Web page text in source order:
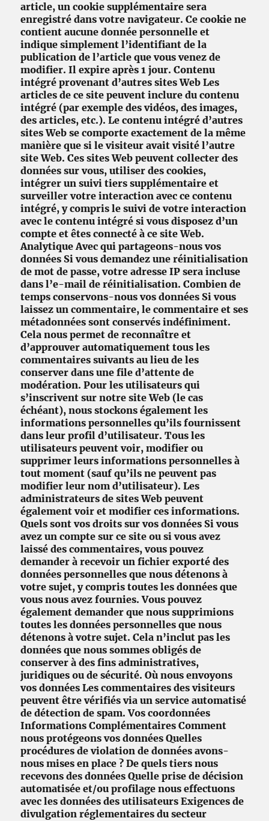
article, un cookie supplémentaire sera
enregistré dans votre navigateur. Ce cookie ne
contient aucune donnée personnelle et
indique simplement l’identifiant de la
publication de l’article que vous venez de
modifier. Il expire après 1 jour. Contenu
intégré provenant d’autres sites Web Les
articles de ce site peuvent inclure du contenu
intégré (par exemple des vidéos, des images,
des articles, etc.). Le contenu intégré d’autres
sites Web se comporte exactement de la même
manière que si le visiteur avait visité l’autre
site Web. Ces sites Web peuvent collecter des
données sur vous, utiliser des cookies,
intégrer un suivi tiers supplémentaire et
surveiller votre interaction avec ce contenu
intégré, y compris le suivi de votre interaction
avec le contenu intégré si vous disposez d’un
compte et êtes connecté à ce site Web.
Analytique Avec qui partageons-nous vos
données Si vous demandez une réinitialisation
de mot de passe, votre adresse IP sera incluse
dans l’e-mail de réinitialisation. Combien de
temps conservons-nous vos données Si vous
laissez un commentaire, le commentaire et ses
métadonnées sont conservés indéfiniment.
Cela nous permet de reconnaître et
d’approuver automatiquement tous les
commentaires suivants au lieu de les
conserver dans une file d’attente de
modération. Pour les utilisateurs qui
s’inscrivent sur notre site Web (le cas
échéant), nous stockons également les
informations personnelles qu’ils fournissent
dans leur profil d’utilisateur. Tous les
utilisateurs peuvent voir, modifier ou
supprimer leurs informations personnelles à
tout moment (sauf qu’ils ne peuvent pas
modifier leur nom d’utilisateur). Les
administrateurs de sites Web peuvent
également voir et modifier ces informations.
Quels sont vos droits sur vos données Si vous
avez un compte sur ce site ou si vous avez
laissé des commentaires, vous pouvez
demander à recevoir un fichier exporté des
données personnelles que nous détenons à
votre sujet, y compris toutes les données que
vous nous avez fournies. Vous pouvez
également demander que nous supprimions
toutes les données personnelles que nous
détenons à votre sujet. Cela n’inclut pas les
données que nous sommes obligés de
conserver à des fins administratives,
juridiques ou de sécurité. Où nous envoyons
vos données Les commentaires des visiteurs
peuvent être vérifiés via un service automatisé
de détection de spam. Vos coordonnées
Informations Complémentaires Comment
nous protégeons vos données Quelles
procédures de violation de données avons-
nous mises en place ? De quels tiers nous
recevons des données Quelle prise de décision
automatisée et/ou profilage nous effectuons
avec les données des utilisateurs Exigences de
divulgation réglementaires du secteur